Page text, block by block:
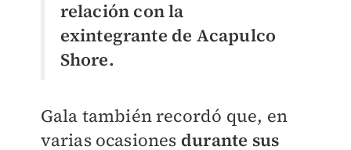
relación con la
exintegrante de Acapulco
Shore.
Gala también recordó que, en
varias ocasiones durante sus